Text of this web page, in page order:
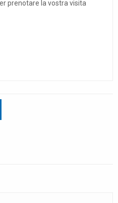
prenotare la vostra visita